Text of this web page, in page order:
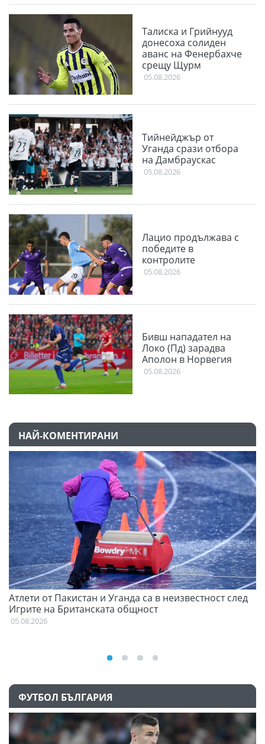
Талиска и Грийнууд
донесоха солиден
аванс на Фенербахче
срещу Щурм
05.08.2026
Тийнейджър от
Уганда срази отбора
на Дамбраускас
05.08.2026
Лацио продължава с
победите в
контролите
05.08.2026
Бивш нападател на
Локо (Пд) зарадва
Аполон в Норвегия
05.08.2026
НАЙ-КОМЕНТИРАНИ
Атлети от Пакистан и Уганда са в неизвестност след
Игрите на Британската общност
05.08.2026
ФУТБОЛ БЪЛГАРИЯ